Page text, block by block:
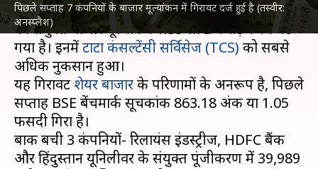
पिछले सप्ताह 7 कंपनियों के बाजार मूल्यांकन में गिरावट दर्ज हुई है (तस्वीर:
अनस्प्लैश)
पिछले सप्ताह देश की 10 सबसे मूल्यवान कंपनियों में से 7
का संयुक्त बाजार मूल्यांकन 1.35 लाख करोड़ रुपये घट
गया है। इनमेंटाटा कंसल्टेंसी सर्विसेज (TCS) को सबसे
अधिक नुकसान हुआ।
यह गिरावट शेयर बाजारके परिणामों के अनरूप है, पिछले
सप्ताह BSE बेंचमार्क सूचकांक 863.18 अंक या 1.05
फीसदी गिरा है।
बाकी बची 3 कंपनियों- रिलायंस इंडस्ट्रीज, HDFC बैंक
और हिंदुस्तान यूनिलीवर के संयुक्त पूंजीकरण में 39,989